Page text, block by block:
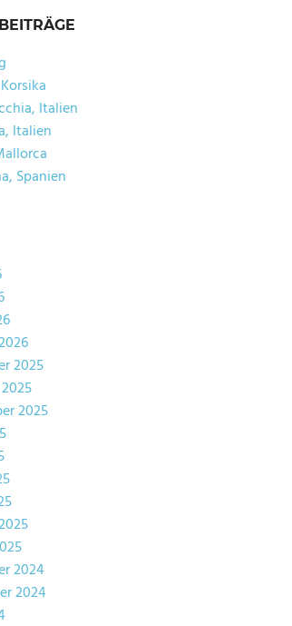
Italien
Italien
Spanien
2025
2025
2024
2024